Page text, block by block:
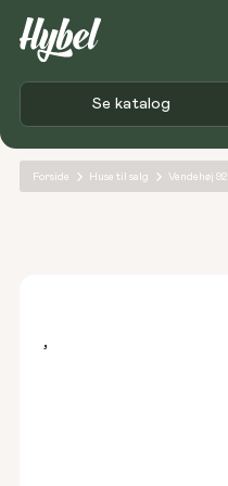
Se katalog
Forside Huse til salg Vendehøj 92
,